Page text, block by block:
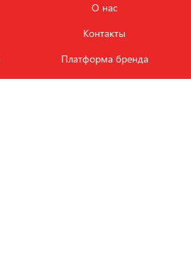
О нас
Контакты
Платформа бренда